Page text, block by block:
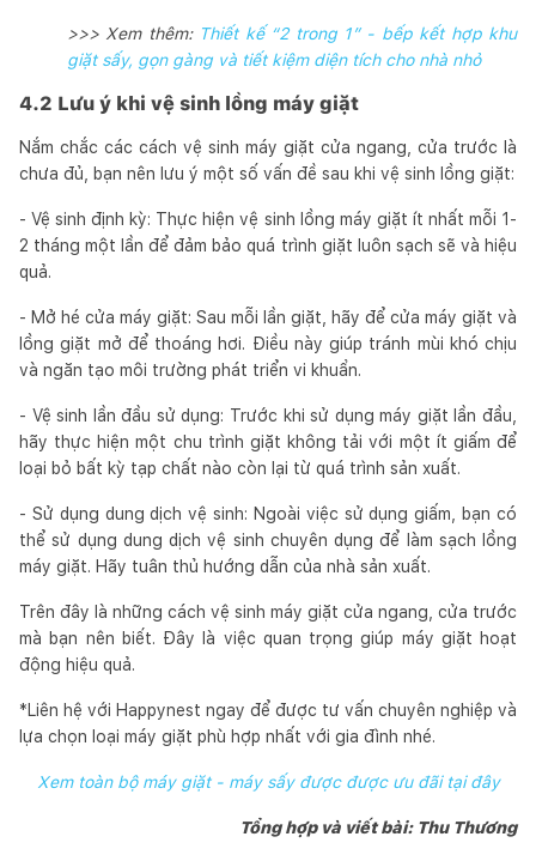
>>> Xem thêm: Thiết kế “2 trong 1” - bếp kết hợp khu
giặt sấy, gọn gàng và tiết kiệm diện tích cho nhà nhỏ
4.2 Lưu ý khi vệ sinh lồng máy giặt
Nắm chắc các cách vệ sinh máy giặt cửa ngang, cửa trước là
chưa đủ, bạn nên lưu ý một số vấn đề sau khi vệ sinh lồng giặt:
- Vệ sinh định kỳ: Thực hiện vệ sinh lồng máy giặt ít nhất mỗi 1-
2 tháng một lần để đảm bảo quá trình giặt luôn sạch sẽ và hiệu
quả.
- Mở hé cửa máy giặt: Sau mỗi lần giặt, hãy để cửa máy giặt và
lồng giặt mở để thoáng hơi. Điều này giúp tránh mùi khó chịu
và ngăn tạo môi trường phát triển vi khuẩn.
- Vệ sinh lần đầu sử dụng: Trước khi sử dụng máy giặt lần đầu,
hãy thực hiện một chu trình giặt không tải với một ít giấm để
loại bỏ bất kỳ tạp chất nào còn lại từ quá trình sản xuất.
- Sử dụng dung dịch vệ sinh: Ngoài việc sử dụng giấm, bạn có
thể sử dụng dung dịch vệ sinh chuyên dụng để làm sạch lồng
máy giặt. Hãy tuân thủ hướng dẫn của nhà sản xuất.
Trên đây là những cách vệ sinh máy giặt cửa ngang, cửa trước
mà bạn nên biết. Đây là việc quan trọng giúp máy giặt hoạt
động hiệu quả.
*Liên hệ với Happynest ngay để được tư vấn chuyên nghiệp và
lựa chọn loại máy giặt phù hợp nhất với gia đình nhé.
Xem toàn bộ máy giặt - máy sấy được được ưu đãi tại đây
Tổng hợp và viết bài: Thu Thương